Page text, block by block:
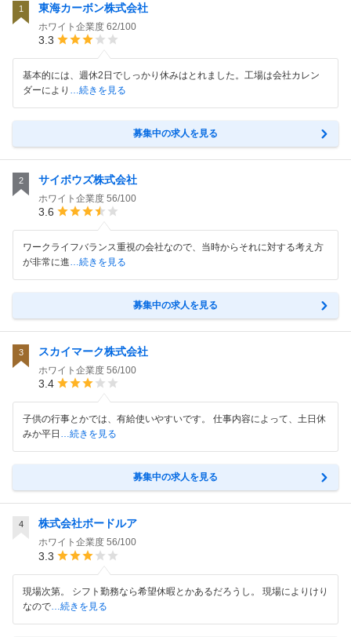
1 東海カーボン株式会社
ホワイト企業度 62/100
3.3
基本的には、週休2日でしっかり休みはとれました。工場は会社カレン
ダーにより …続きを見る
募集中の求人を見る
2 サイボウズ株式会社
ホワイト企業度 56/100
3.6
ワークライフバランス重視の会社なので、当時からそれに対する考え方
が非常に進…続きを見る
募集中の求人を見る
3 スカイマーク株式会社
ホワイト企業度 56/100
3.4
子供の行事とかでは、有給使いやすいです。 仕事内容によって、土日休
みか平日 …続きを見る
募集中の求人を見る
4 株式会社ボードルア
ホワイト企業度 56/100
3.3
現場次第。 シフト勤務なら希望休暇とかあるだろうし。 現場によりけり
なので …続きを見る